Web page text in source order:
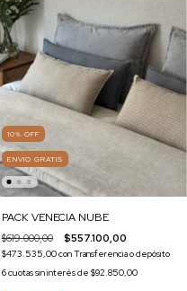
10% OFF
ENVÍO GRATIS
PACK VENECIA NUBE
$619.000,00 $557.100,00
$473.535,00conTransferencia o depósito
6cuotas sin interés de $92.850,00